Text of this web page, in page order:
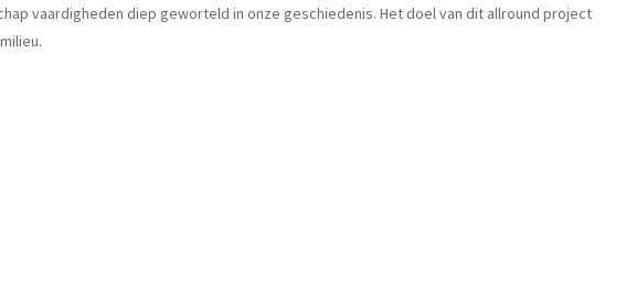
vaardigheden diep geworteld in onze geschiedenis. Het doel van dit allround project